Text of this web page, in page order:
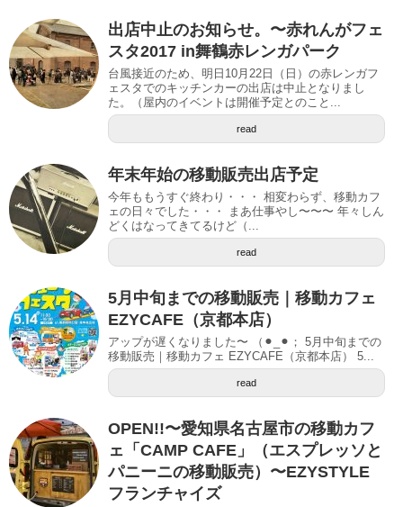
出店中止のお知らせ。〜赤れんがフェ
スタ2017 in舞鶴赤レンガパーク
台風接近のため、明日10月22日（日）の赤レンガフ
ェスタでのキッチンカーの出店は中止となりまし
た。（屋内のイベントは開催予定とのこと...
read
年末年始の移動販売出店予定
今年ももうすぐ終わり・・・ 相変わらず、移動カフ
ェの日々でした・・・ まあ仕事やし〜〜〜 年々しん
どくはなってきてるけど（...
read
5月中旬までの移動販売｜移動カフェ
EZYCAFE（京都本店）
アップが遅くなりました〜 （⚫︎_⚫︎； 5月中旬までの
移動販売｜移動カフェ EZYCAFE（京都本店） 5...
read
OPEN!!〜愛知県名古屋市の移動カフ
ェ「CAMP CAFE」（エスプレッソと
パニーニの移動販売）〜EZYSTYLE
フランチャイズ